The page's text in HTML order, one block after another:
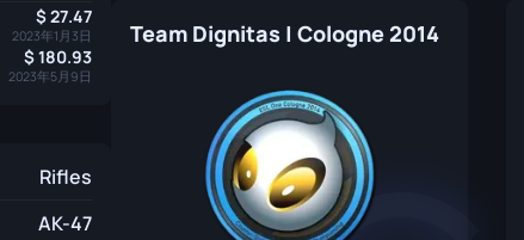
27.47
2023年1月3日
180.93
2023年5月9日
Rifles
AK-47
Team Dignitas | Cologne 2014